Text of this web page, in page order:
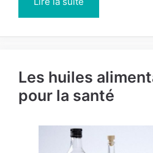
Les huiles
pour la santé